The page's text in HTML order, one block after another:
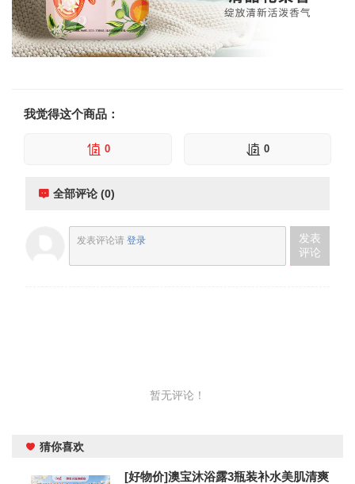
我觉得这个商品：
0 0
全部评论 (0)
发表评论请 登录
发表
评论
暂无评论！
猜你喜欢
[好物价]澳宝沐浴露3瓶装补水美肌清爽